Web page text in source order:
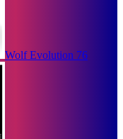
Wolf Evolution 76